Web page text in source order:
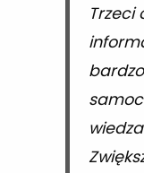
Trzeci